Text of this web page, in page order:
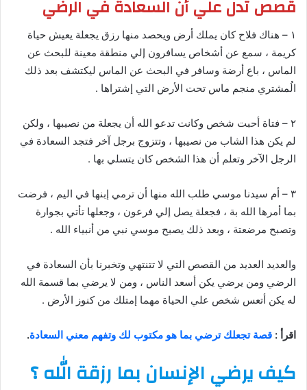
قصص تدل علي أن السعادة في الرضي
١ – هناك فلاح كان يملك أرض ويحصد منها رزق يجعلة يعيش حياة
كريمة ، سمع عن أشخاص يسافرون إلي منطقة معينة للبحث عن
الماس ، باع أرضة وسافر في البحث عن الماس ليكتشف بعد ذلك
الُمشتري منجم ماس تحت الأرض التي إشتراها .
٢ – فتاة أحبت شخص وكانت تدعو الله أن يجعلة من نصيبها ، ولكن
لم يكن هذا الشاب من نصيبها ، وتتزوج برجل آخر فتجد السعادة في
الرجل الآخر وتعلم أن هذا الشخص كان يتسلي بها .
٣ – أم سيدنا موسي طلب الله منها أن ترمي إبنها في اليم ، فرضت
بما أمرها الله بة ، فجعلة يصل إلي فرعون ، وجعلها تأتي بجوارة
وتصبح مرضعتة ، وبعد ذلك يصبح موسي نبي من أنبياء الله .
والعديد العديد من القصص التي لا تتنتهي وتخبرنا بأن السعادة في
الرضي ومن يرضي يكن أسعد الناس ، ومن لا يرضي بما قسمة الله
له يكن أتعس شخص علي الحياة مهما إمتلك من كنوز الأرض .
اقرأ : قصة تجعلك ترضي بما هو مكتوب لك وتفهم معني السعادة.
كيف يرضي الإنسان بما رزقة الله ؟